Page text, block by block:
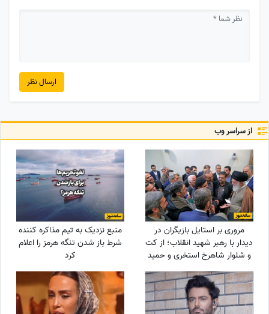
ارسال نظر
از سراسر وب
مروری بر استایل بازیگران در
دیدار با رهبر شهید انقلاب؛ از کت
و شلوار شاهرخ استخری و حمید
لولایی تا شلوار جین شهاب
حسینی و حجاب کامل الهام
حمیدی و بهاره افشاری با
مقنعه+عکس
منبع نزدیک به تیم مذاکره کننده
شرط باز شدن تنگه هرمز را اعلام
کرد